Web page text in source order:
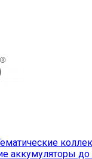
аккумуляторы до